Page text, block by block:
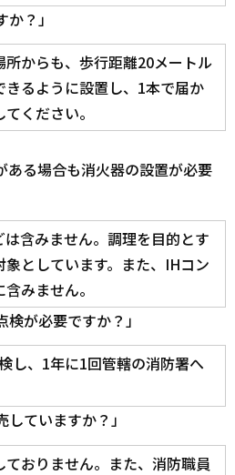
？」
からも、歩行距離20メートル
るように設置し、1本で届か
ください。
ある場合も消火器の設置が必要
含みません。調理を目的とす
としています。また、IHコン
みません。
検が必要ですか？」
し、1年に1回管轄の消防署へ
していますか？」
おりません。また、消防職員